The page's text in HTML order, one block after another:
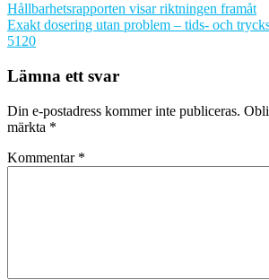
Hållbarhetsrapporten visar riktningen framåt
Exakt dosering utan problem – tids- och
5120
Lämna ett svar
Din e-postadress kommer inte publiceras.
märkta *
Kommentar *